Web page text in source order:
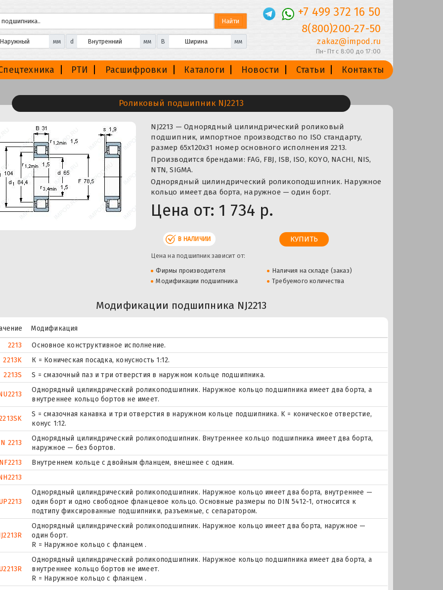
мм d мм B мм
+7 499 372 16 50
8(800)200-27-50
zakaz@impod.ru
Пн-Пт с 8:00 до 17:00
РТИ Расшифровки Каталоги Новости Статьи Контакты
Роликовый подшипник NJ2213
NJ2213 — Однорядный цилиндрический роликовый
подшипник, импортное производство по ISO стандарту,
размер 65x120x31 номер основного исполнения 2213.
Производится брендами: FAG, FBJ, ISB, ISO, KOYO, NACHI, NIS,
NTN, SIGMA.
Однорядный цилиндрический роликоподшипник. Наружное
кольцо имеет два борта, наружное — один борт.
Цена от: 1 734 р.
В НАЛИЧИИ
Цена на подшипник зависит от:
Фирмы производителя
Наличия на складе (заказ)
Модификации подшипника
Требуемого количества
Модификации подшипника NJ2213
Модификация
2213
Основное конструктивное исполнение.
2213K
К = Коническая посадка, конусность 1:12.
2213S
S = смазочный паз и три отверстия в наружном кольце подшипника.
Однорядный цилиндрический роликоподшипник. Наружное кольцо подшипника имеет два борта, а
внутреннее кольцо бортов не имеет.
S = смазочная канавка и три отверстия в наружном кольце подшипника. K = коническое отверстие,
конус 1:12.
N 2213
Однорядный цилиндрический роликоподшипник. Внутреннее кольцо подшипника имеет два борта,
наружное — без бортов.
NF2213
Внутреннем кольце с двойным фланцем, внешнее с одним.
Однорядный цилиндрический роликоподшипник. Наружное кольцо имеет два борта, внутреннее —
один борт и одно свободное фланцевое кольцо. Основные размеры по DIN 5412-1, относится к
подтипу фиксированные подшипники, разъемные, с сепаратором.
Однорядный цилиндрический роликоподшипник. Наружное кольцо имеет два борта, наружное —
один борт.
R = Наружное кольцо с фланцем .
Однорядный цилиндрический роликоподшипник. Наружное кольцо подшипника имеет два борта, а
внутреннее кольцо бортов не имеет.
R = Наружное кольцо с фланцем .